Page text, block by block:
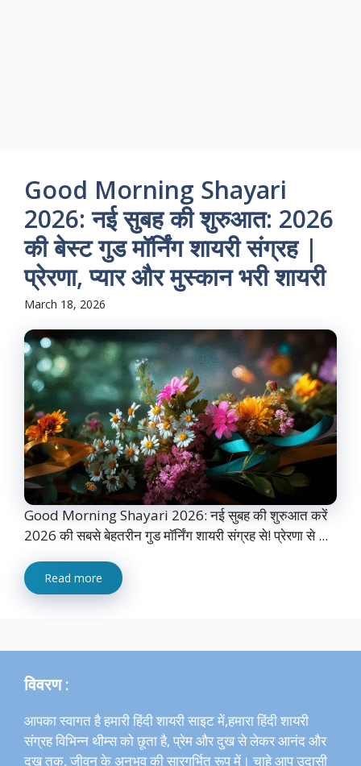
Good Morning Shayari
2026: नई सुबह की शुरुआत: 2026
की बेस्ट गुड मॉर्निंग शायरी संग्रह |
प्रेरणा, प्यार और मुस्कान भरी शायरी
March 18, 2026
Good Morning Shayari 2026: नई सुबह की शुरुआत करें
2026 की सबसे बेहतरीन गुड मॉर्निंग शायरी संग्रह से! प्रेरणा से ...
Read more
विवरण :
आपका स्वागत है हमारी हिंदी शायरी साइट में,हमारा हिंदी शायरी
संग्रह विभिन्न थीम्स को छूता है, प्रेम और दुख से लेकर आनंद और
दुख तक, जीवन के अनुभव की सारगर्भित रूप में। चाहे आप उदासी